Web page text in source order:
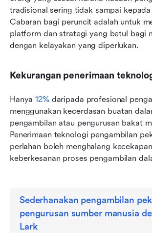
tradisional sering tidak sampai kepada
Cabaran bagi peruncit adalah untuk
platform dan strategi yang betul bagi
dengan kelayakan yang diperlukan.
Kekurangan penerimaan
Hanya 12% daripada profesional
menggunakan kecerdasan buatan
pengambilan atau pengurusan bakat
Penerimaan teknologi pengambilan
perlahan boleh menghalang
keberkesanan proses pengambilan
Sederhanakan pengambilan
pengurusan sumber manusia
Lark